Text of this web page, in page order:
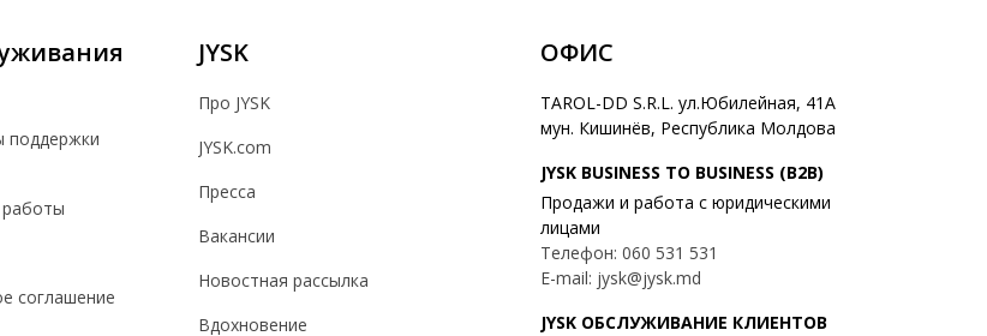
поддержки
соглашение
JYSK
Про JYSK
JYSK.com
Пресса
Вакансии
Новостная рассылка
Вдохновение
ОФИС
TAROL-DD S.R.L. ул.Юбилейная, 41A
мун. Кишинёв, Республика Молдова
JYSK BUSINESS TO BUSINESS (B2B)
Продажи и работа с юридическими
лицами
Телефон: 060 531 531
E-mail: jysk@jysk.md
JYSK ОБСЛУЖИВАНИЕ КЛИЕНТОВ